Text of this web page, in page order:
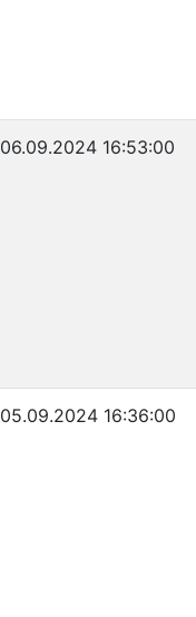
06.09.2024 16:53:00
05.09.2024 16:36:00